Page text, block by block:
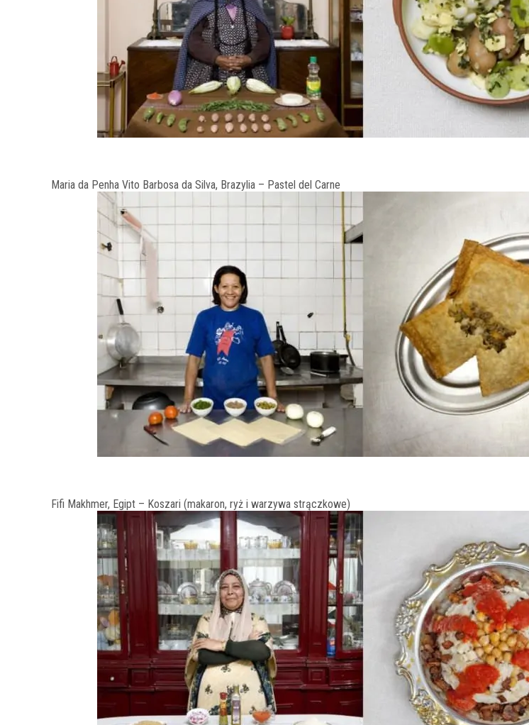
Maria da Penha Vito Barbosa da Silva, Brazylia – Pastel del Carne
Fifi Makhmer, Egipt – Koszari (makaron, ryż i warzywa strączkowe)